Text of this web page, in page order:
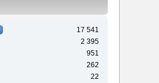
17 541
2 395
951
262
22